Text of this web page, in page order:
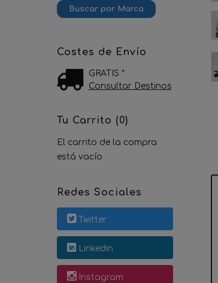
Costes de Envío
GRATIS *
Consultar Destinos
Tu Carrito (0)
El carrito de la compra
está vacío
Redes Sociales
Twitter
Linkedin
Instagram